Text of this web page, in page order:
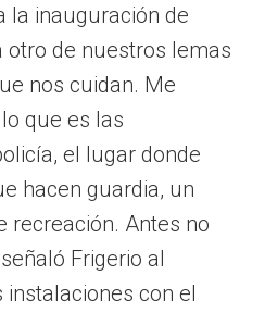
la inauguración de
otro de nuestros lemas
nos cuidan. Me
que es las
el lugar donde
hacen guardia, un
recreación. Antes no
Frigerio al
con el